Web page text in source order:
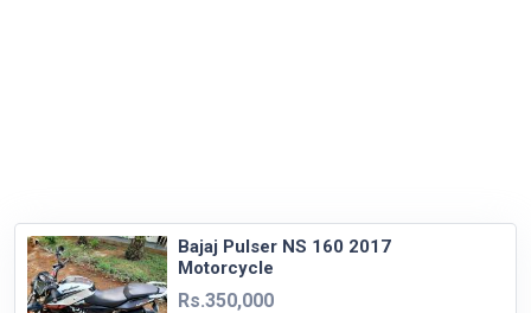
Bajaj Pulser NS 160 2017
Motorcycle
Rs.350,000